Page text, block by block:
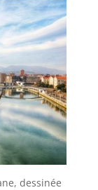
dessinée